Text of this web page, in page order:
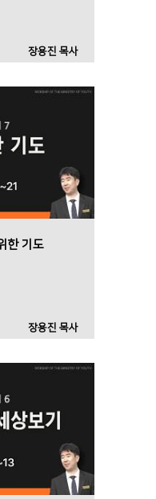
장용진 목사
한 기도
장용진 목사